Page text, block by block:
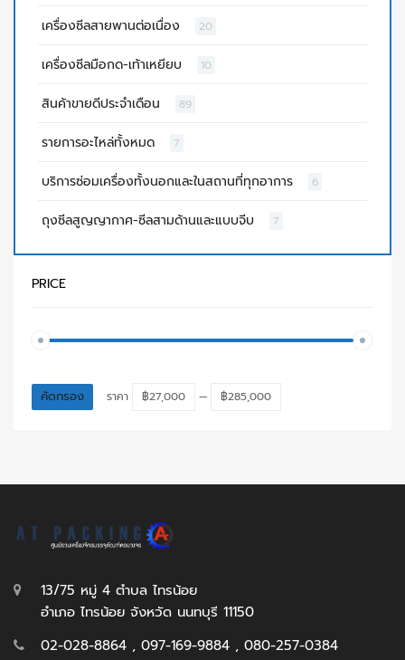
เครื่องซีลสายพานต่อเนื่อง 20
เครื่องซีลมือกด-เท้าเหยียบ 10
สินค้าขายดีประจำเดือน 89
รายการอะไหล่ทั้งหมด 7
บริการซ่อมเครื่องทั้งนอกและในสถานที่ทุกอาการ 6
ถุงซีลสูญญากาศ-ซีลสามด้านและแบบจีบ 7
PRICE
คัดกรอง ราคา ฿27,000 — ฿285,000
13/75 หมู่ 4 ตำบล ไทรน้อย
อำเภอ ไทรน้อย จังหวัด นนทบุรี 11150
02-028-8864 , 097-169-9884 , 080-257-0384